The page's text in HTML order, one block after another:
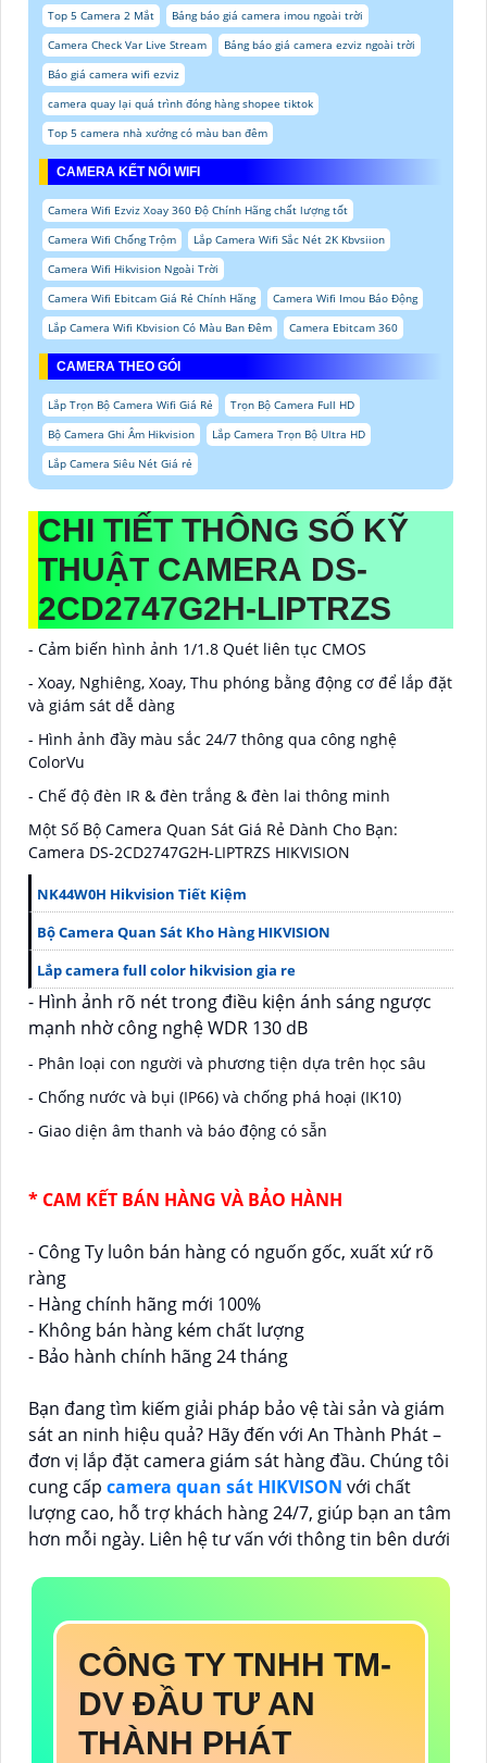
Top 5 Camera 2 Mắt
Bảng báo giá camera imou ngoài trời
Camera Check Var Live Stream
Bảng báo giá camera ezviz ngoài trời
Báo giá camera wifi ezviz
camera quay lại quá trình đóng hàng shopee tiktok
Top 5 camera nhà xưởng có màu ban đêm
CAMERA KẾT NỐI WIFI
Camera Wifi Ezviz Xoay 360 Độ Chính Hãng chất lượng tốt
Camera Wifi Chống Trộm
Lắp Camera Wifi Sắc Nét 2K Kbvsiion
Camera Wifi Hikvision Ngoài Trời
Camera Wifi Ebitcam Giá Rẻ Chính Hãng
Camera Wifi Imou Báo Động
Lắp Camera Wifi Kbvision Có Màu Ban Đêm
Camera Ebitcam 360
CAMERA THEO GÓI
Lắp Trọn Bộ Camera Wifi Giá Rẻ
Trọn Bộ Camera Full HD
Bộ Camera Ghi Âm Hikvision
Lắp Camera Trọn Bộ Ultra HD
Lắp Camera Siêu Nét Giá rẻ
CHI TIẾT THÔNG SỐ KỸ
THUẬT CAMERA DS-
2CD2747G2H-LIPTRZS
- Cảm biến hình ảnh 1/1.8 Quét liên tục CMOS
- Xoay, Nghiêng, Xoay, Thu phóng bằng động cơ để lắp đặt
và giám sát dễ dàng
- Hình ảnh đầy màu sắc 24/7 thông qua công nghệ
ColorVu
- Chế độ đèn IR & đèn trắng & đèn lai thông minh
Một Số Bộ Camera Quan Sát Giá Rẻ Dành Cho Bạn:
Camera DS-2CD2747G2H-LIPTRZS HIKVISION
NK44W0H Hikvision Tiết Kiệm
Bộ Camera Quan Sát Kho Hàng HIKVISION
Lắp camera full color hikvision gia re
- Hình ảnh rõ nét trong điều kiện ánh sáng ngược
mạnh nhờ công nghệ WDR 130 dB
- Phân loại con người và phương tiện dựa trên học sâu
- Chống nước và bụi (IP66) và chống phá hoại (IK10)
- Giao diện âm thanh và báo động có sẵn
* CAM KẾT BÁN HÀNG VÀ BẢO HÀNH
- Công Ty luôn bán hàng có nguốn gốc, xuất xứ rõ
ràng
- Hàng chính hãng mới 100%
- Không bán hàng kém chất lượng
- Bảo hành chính hãng 24 tháng
Bạn đang tìm kiếm giải pháp bảo vệ tài sản và giám
sát an ninh hiệu quả? Hãy đến với An Thành Phát –
đơn vị lắp đặt camera giám sát hàng đầu. Chúng tôi
cung cấp camera quan sát HIKVISON với chất
lượng cao, hỗ trợ khách hàng 24/7, giúp bạn an tâm
hơn mỗi ngày. Liên hệ tư vấn với thông tin bên dưới
CÔNG TY TNHH TM-
DV ĐẦU TƯ AN
THÀNH PHÁT